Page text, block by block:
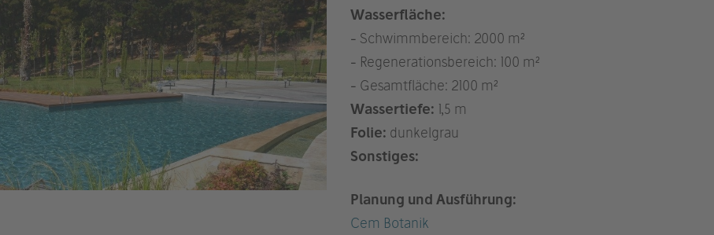
Wasserfläche:
- Schwimmbereich: 2000 m²
- Regenerationsbereich: 100 m²
- Gesamtfläche: 2100 m²
Wassertiefe: 1,5 m
Folie: dunkelgrau
Sonstiges:
Planung und Ausführung:
Cem Botanik